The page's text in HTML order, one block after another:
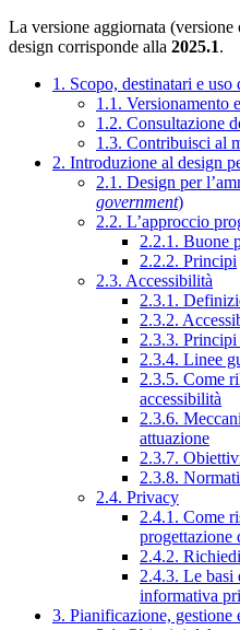
La versione aggiornata
design corrisponde alla 2025.1.
1. Scopo, destinatari e
1.1. Versionamento
1.2. Consultazione
1.3. Contribuisci al
2. Introduzione al design
2.1. Design per
government)
2.2. L’approccio
2.2.1. Buone
2.2.2. Principi
2.3. Accessibilità
2.3.1.
2.3.2.
2.3.3. Principi
2.3.4. Linee
2.3.5. Come
accessibilità
2.3.6.
attuazione
2.3.7.
2.3.8.
2.4. Privacy
2.4.1. Come
progettazione
2.4.2.
2.4.3. Le basi
informativa
3. Pianificazione, gestione